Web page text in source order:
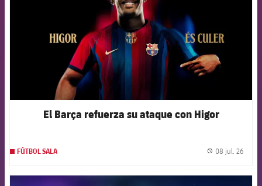
El Barça refuerza su ataque con Higor
FÚTBOL SALA 08 jul. 26